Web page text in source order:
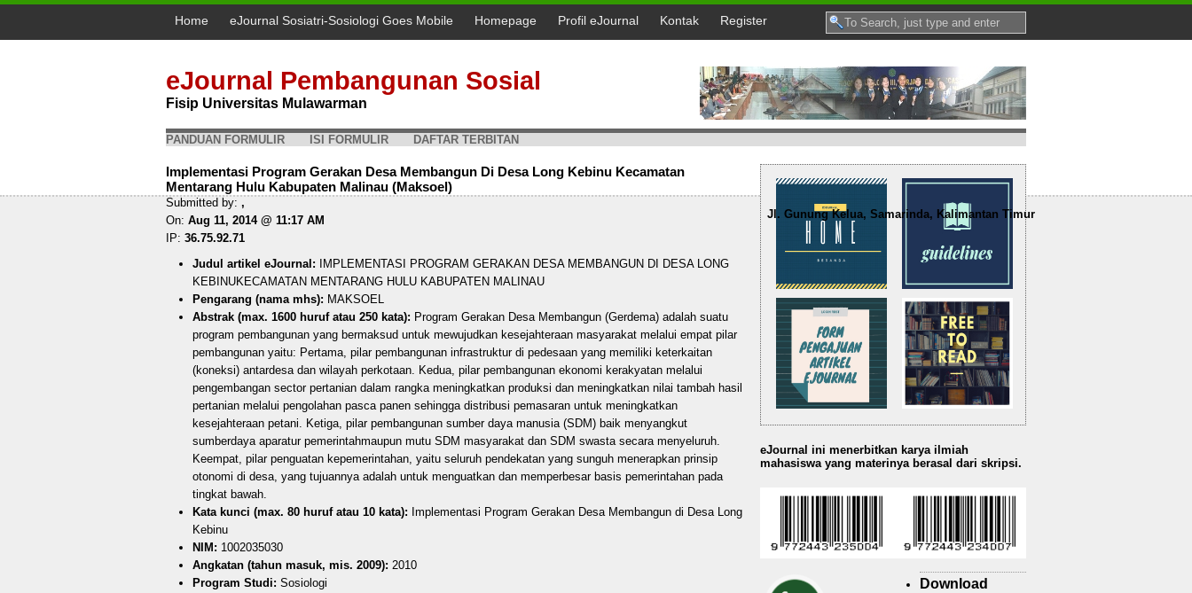
Home eJournal Sosiatri-Sosiologi Goes Mobile Homepage Profil eJournal Kontak Register
eJournal Pembangunan Sosial
Fisip Universitas Mulawarman
PANDUAN FORMULIR ISI FORMULIR DAFTAR TERBITAN
Implementasi Program Gerakan Desa Membangun Di Desa Long Kebinu Kecamatan
Mentarang Hulu Kabupaten Malinau (Maksoel)
Submitted by: ,
On: Aug 11, 2014 @ 11:17 AM
IP: 36.75.92.71
Judul artikel eJournal: IMPLEMENTASI PROGRAM GERAKAN DESA MEMBANGUN DI DESA LONG
KEBINUKECAMATAN MENTARANG HULU KABUPATEN MALINAU
Pengarang (nama mhs): MAKSOEL
Abstrak (max. 1600 huruf atau 250 kata): Program Gerakan Desa Membangun (Gerdema) adalah suatu
program pembangunan yang bermaksud untuk mewujudkan kesejahteraan masyarakat melalui empat pilar
pembangunan yaitu: Pertama, pilar pembangunan infrastruktur di pedesaan yang memiliki keterkaitan
(koneksi) antardesa dan wilayah perkotaan. Kedua, pilar pembangunan ekonomi kerakyatan melalui
pengembangan sector pertanian dalam rangka meningkatkan produksi dan meningkatkan nilai tambah hasil
pertanian melalui pengolahan pasca panen sehingga distribusi pemasaran untuk meningkatkan
kesejahteraan petani. Ketiga, pilar pembangunan sumber daya manusia (SDM) baik menyangkut
sumberdaya aparatur pemerintahmaupun mutu SDM masyarakat dan SDM swasta secara menyeluruh.
Keempat, pilar penguatan kepemerintahan, yaitu seluruh pendekatan yang sunguh menerapkan prinsip
otonomi di desa, yang tujuannya adalah untuk menguatkan dan memperbesar basis pemerintahan pada
tingkat bawah.
Kata kunci (max. 80 huruf atau 10 kata): Implementasi Program Gerakan Desa Membangun di Desa Long
Kebinu
NIM: 1002035030
Angkatan (tahun masuk, mis. 2009): 2010
Program Studi: Sosiologi
eJournal ini menerbitkan karya ilmiah
mahasiswa yang materinya berasal dari skripsi.
Download
Jl. Gunung Kelua, Samarinda, Kalimantan Timur